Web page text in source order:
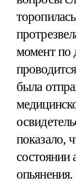
момент по
была
показало,
состоянии